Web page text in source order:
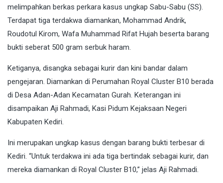
melimpahkan berkas perkara kasus ungkap Sabu-Sabu (SS).
Terdapat tiga terdakwa diamankan, Mohammad Andrik,
Roudotul Kirom, Wafa Muhammad Rifat Hujah beserta barang
bukti seberat 500 gram serbuk haram.
Ketiganya, disangka sebagai kurir dan kini bandar dalam
pengejaran. Diamankan di Perumahan Royal Cluster B10 berada
di Desa Adan-Adan Kecamatan Gurah. Keterangan ini
disampaikan Aji Rahmadi, Kasi Pidum Kejaksaan Negeri
Kabupaten Kediri.
Ini merupakan ungkap kasus dengan barang bukti terbesar di
Kediri. “Untuk terdakwa ini ada tiga bertindak sebagai kurir, dan
mereka diamankan di Royal Cluster B10,” jelas Aji Rahmadi.